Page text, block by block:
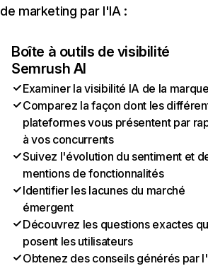
de marketing par l'IA :
Boîte à outils de visibilité
Semrush AI
Examiner la visibilité IA de la
Comparez la façon dont les
plateformes vous présentent par
à vos concurrents
Suivez l'évolution du sentiment et
mentions de fonctionnalités
Identifier les lacunes du marché
émergent
Découvrez les questions exactes
posent les utilisateurs
Obtenez des conseils générés par